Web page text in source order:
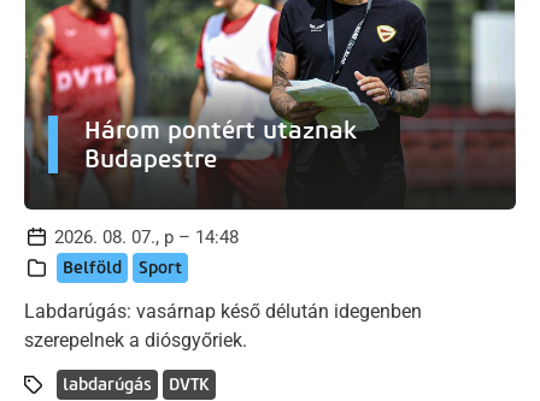
Három pontért utaznak
Budapestre
2026. 08. 07., p – 14:48
Belföld Sport
Labdarúgás: vasárnap késő délután idegenben
szerepelnek a diósgyőriek.
labdarúgás DVTK